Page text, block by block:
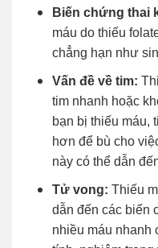
Biến chứng thai
máu do thiếu
chẳng hạn như
Vấn đề về tim:
tim nhanh hoặc
bạn bị thiếu máu,
hơn để bù cho
này có thể dẫn
Tử vong: Thiếu
dẫn đến các biến
nhiều máu nhanh